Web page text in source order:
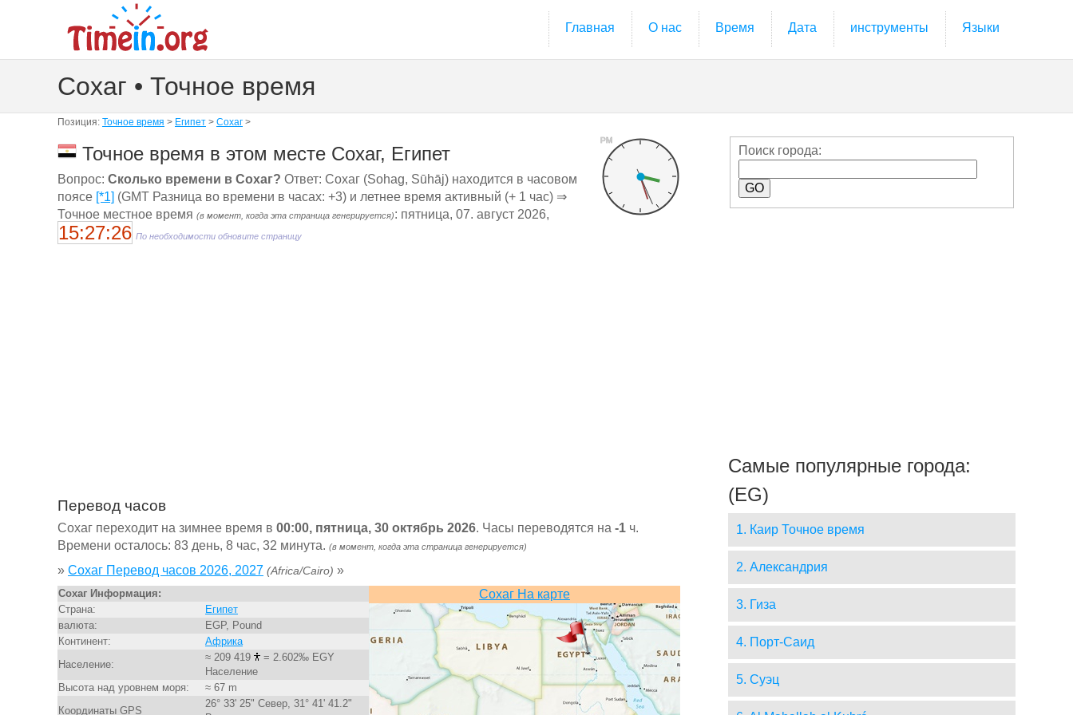
Главная О нас Время Дата инструменты Языки
Сохаг • Точное время
Позиция: Точное время > Египет > Сохаг >
PM
Точное время в этом месте Сохаг, Египет
Вопрос: Сколько времени в Сохаг? Ответ: Сохаг (Sohag, Sūhāj) находится в часовом
поясе [*1] (GMT Разница во времени в часах: +3) и летнее время активный (+ 1 час) ⇒
Точное местное время (в момент, когда эта страница генерируется): пятница, 07. август 2026,
15:27:27 По необходимости обновите страницу
Перевод часов
Сохаг переходит на зимнее время в 00:00, пятница, 30 октябрь 2026. Часы переводятся на -1 ч.
Времени осталось: 83 день, 8 час, 32 минута. (в момент, когда эта страница генерируется)
» Сохаг Перевод часов 2026, 2027 (Africa/Cairo) »
Сохаг Информация:
Страна:
Египет
валюта:
EGP, Pound
Континент:
Африка
Население:
≈ 209 419
= 2.602‰ EGY
Население
Высота над уровнем моря:
≈ 67 m
Координаты GPS
26° 33' 25" Север, 31° 41' 41.2"
Сохаг На карте
Поиск города:
Самые популярные города:
(EG)
1. Каир Точное время
2. Александрия
3. Гиза
4. Порт-Саид
5. Суэц